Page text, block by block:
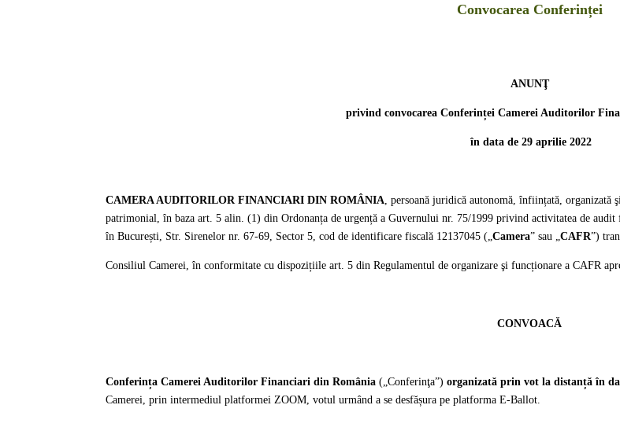
Convocarea Conferinței
ANUNŢ
privind convocarea Conferinței Camerei Auditorilor
în data de 29 aprilie 2022
CAMERA AUDITORILOR FINANCIARI DIN ROMÂNIA , persoană juridică autonomă, înființată,
patrimonial, în baza art. 5 alin. (1) din Ordonanța de urgență a Guvernului nr. 75/1999 privind activitatea de
în București, Str. Sirenelor nr. 67-69, Sector 5, cod de identificare fiscală 12137045 („Camera” sau „CAFR”)
Consiliul Camerei, în conformitate cu dispozițiile art. 5 din Regulamentul de organizare şi funcționare a CAFR
CONVOACĂ
Conferința Camerei Auditorilor Financiari din România(„Conferinţa”)organizată prin vot la distanță în
Camerei, prin intermediul platformei ZOOM, votul urmând a se desfășura pe platforma E-Ballot.